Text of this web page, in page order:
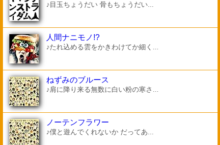
♪目玉ちょうだい 骨もちょうだい...
人間ナニモノ!?
♪たれ込める雲をかきわけてか細く...
ねずみのブルース
♪肩に降り来る無数に白い粉の寒さ...
ノーテンフラワー
♪僕と遊んでくれないか だってあ...